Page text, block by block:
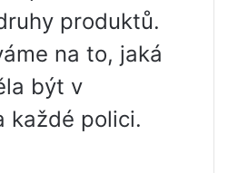
produktů.
na to, jaká
být v
každé polici.